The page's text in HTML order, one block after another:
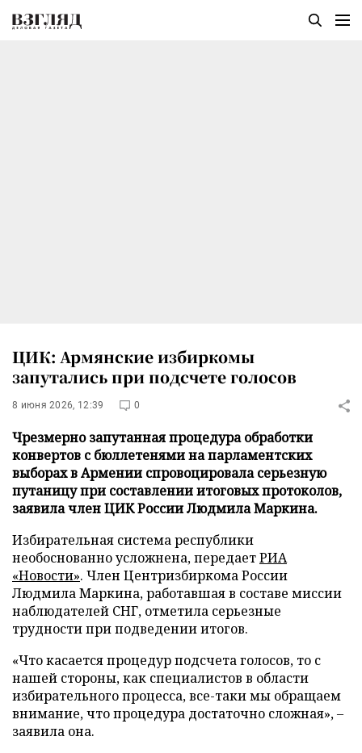
ЦИК: Армянские избиркомы
запутались при подсчете голосов
8 июня 2026, 12:39 0
Чрезмерно запутанная процедура обработки
конвертов с бюллетенями на парламентских
выборах в Армении спровоцировала серьезную
путаницу при составлении итоговых протоколов,
заявила член ЦИК России Людмила Маркина.
Избирательная система республики
необоснованно усложнена, передаетРИА
«Новости». Член Центризбиркома России
Людмила Маркина, работавшая в составе миссии
наблюдателей СНГ, отметила серьезные
трудности при подведении итогов.
«Что касается процедур подсчета голосов, то с
нашей стороны, как специалистов в области
избирательного процесса, все-таки мы обращаем
внимание, что процедура достаточно сложная», –
заявила она.